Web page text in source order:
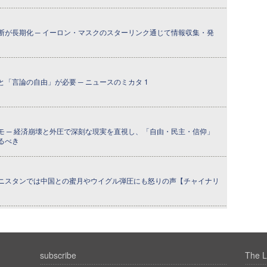
が長期化 ─ イーロン・マスクのスターリンク通じて情報収集・発
「言論の自由」が必要 ─ ニュースのミカタ 1
─ 経済崩壊と外圧で深刻な現実を直視し、「自由・民主・信仰」
べき
スタンでは中国との蜜月やウイグル弾圧にも怒りの声【チャイナリ
subscribe The